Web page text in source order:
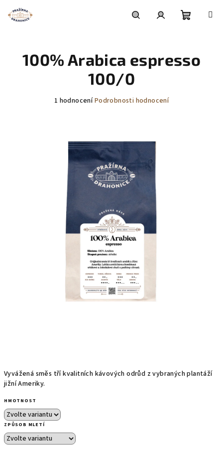
obsah
košík
Vyvážená směs tří kvalitních kávových odrůd z vybraných plantáží
jižní Ameriky.
HMOTNOST
ZPŮSOB MLETÍ
100% Arabica espresso
100/0
Průměrné
hvězdiček.
1 hodnoceníPodrobnosti hodnocení